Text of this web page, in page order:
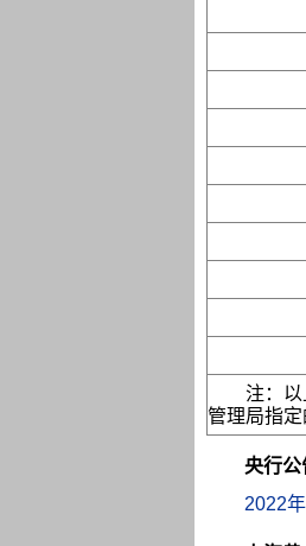
注：
管理局指定
央行公
2022